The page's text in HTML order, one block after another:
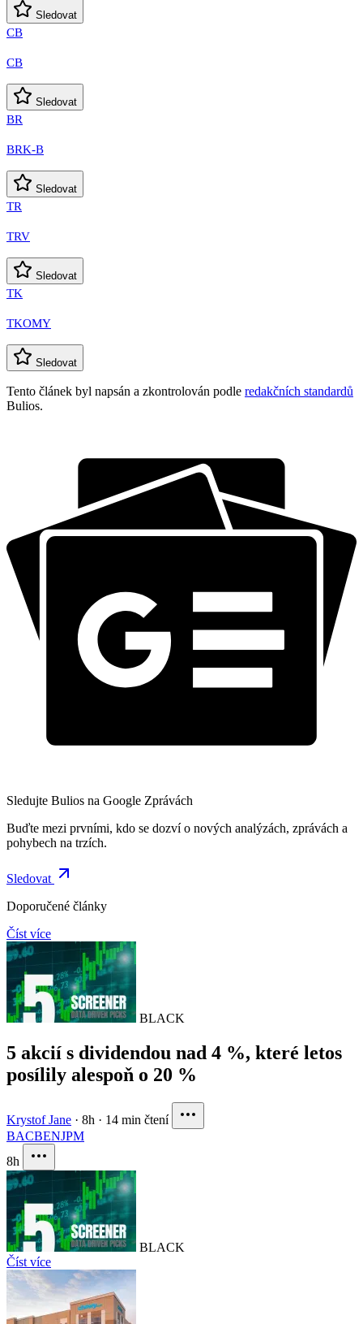
Sledovat
CB
CB
Sledovat
BR
BRK-B
Sledovat
TR
TRV
Sledovat
TK
TKOMY
Sledovat
Tento článek byl napsán a zkontrolován podle redakčních standardů
Bulios.
Sledujte Bulios na Google Zprávách
Buďte mezi prvními, kdo se dozví o nových analýzách, zprávách a
pohybech na trzích.
Sledovat
Doporučené články
Číst více
BLACK
5 akcií s dividendou nad 4 %, které letos
posílily alespoň o 20 %
Krystof Jane · 8h · 14 min čtení
BACBENJPM
8h
BLACK
Číst více